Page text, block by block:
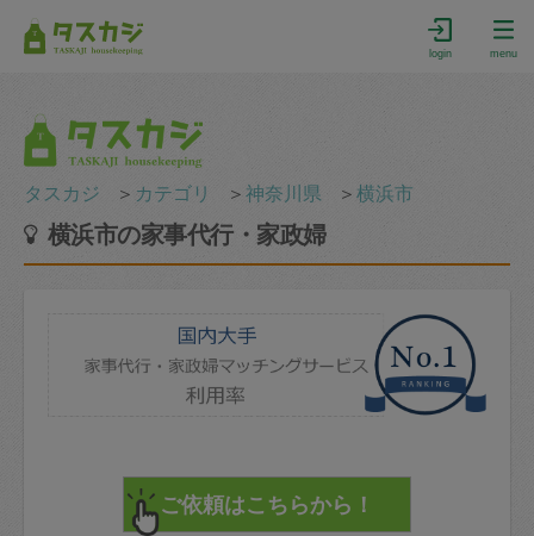
login menu
タスカジ ＞ カテゴリ ＞神奈川県 ＞横浜市
横浜市の家事代行・家政婦